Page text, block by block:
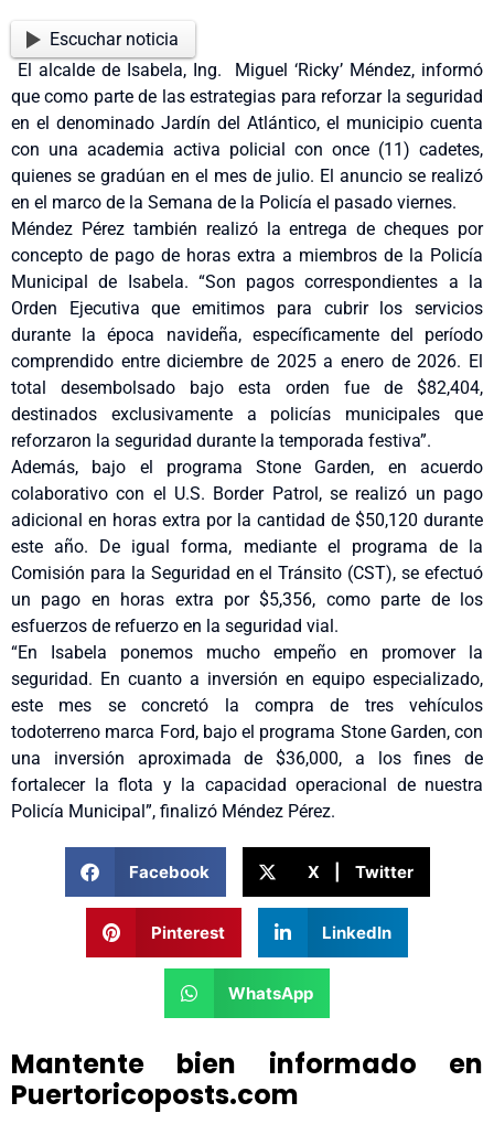
Escuchar noticia
El alcalde de Isabela, Ing. Miguel ‘Ricky’ Méndez, informó
que como parte de las estrategias para reforzar la seguridad
en el denominado Jardín del Atlántico, el municipio cuenta
con una academia activa policial con once (11) cadetes,
quienes se gradúan en el mes de julio. El anuncio se realizó
en el marco de la Semana de la Policía el pasado viernes.
Méndez Pérez también realizó la entrega de cheques por
concepto de pago de horas extra a miembros de la Policía
Municipal de Isabela. “Son pagos correspondientes a la
Orden Ejecutiva que emitimos para cubrir los servicios
durante la época navideña, específicamente del período
comprendido entre diciembre de 2025 a enero de 2026. El
total desembolsado bajo esta orden fue de $82,404,
destinados exclusivamente a policías municipales que
reforzaron la seguridad durante la temporada festiva”.
Además, bajo el programa Stone Garden, en acuerdo
colaborativo con el U.S. Border Patrol, se realizó un pago
adicional en horas extra por la cantidad de $50,120 durante
este año. De igual forma, mediante el programa de la
Comisión para la Seguridad en el Tránsito (CST), se efectuó
un pago en horas extra por $5,356, como parte de los
esfuerzos de refuerzo en la seguridad vial.
“En Isabela ponemos mucho empeño en promover la
seguridad. En cuanto a inversión en equipo especializado,
este mes se concretó la compra de tres vehículos
todoterreno marca Ford, bajo el programa Stone Garden, con
una inversión aproximada de $36,000, a los fines de
fortalecer la flota y la capacidad operacional de nuestra
Policía Municipal”, finalizó Méndez Pérez.
Facebook X | Twitter
Pinterest LinkedIn
WhatsApp
Mantente bien informado en
Puertoricoposts.com